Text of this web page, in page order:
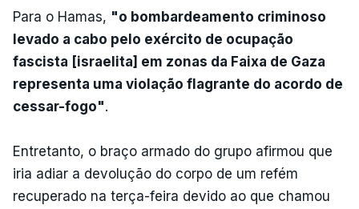
Para o Hamas, "o bombardeamento criminoso
levado a cabo pelo exército de ocupação
fascista [israelita] em zonas da Faixa de Gaza
representa uma violação flagrante do acordo de
cessar-fogo".
Entretanto, o braço armado do grupo afirmou que
iria adiar a devolução do corpo de um refém
recuperado na terça-feira devido ao que chamou